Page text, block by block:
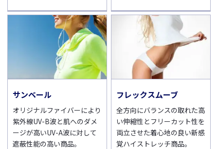
サンベール
オリジナルファイバーにより
紫外線UV-B波と肌へのダメ
ージが高いUV-A波に対して
遮蔽性能の高い商品。
フレックスムーブ
全方向にバランスの取れた高
い伸縮性とフリーカット性を
両立させた着心地の良い新感
覚ハイストレッチ商品。